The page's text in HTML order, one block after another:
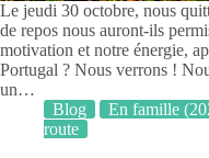
Le jeudi 30 octobre, nous
de repos nous auront-ils
motivation et notre énergie,
Portugal ? Nous verrons !
un…
Blog
En famille
route